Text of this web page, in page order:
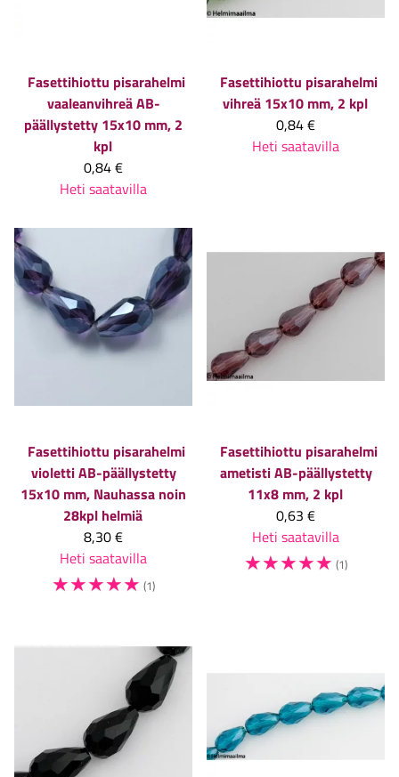
Fasettihiottu pisarahelmi
vaaleanvihreä AB-
päällystetty 15x10 mm, 2
kpl
0,84 €
Heti saatavilla
Fasettihiottu pisarahelmi
vihreä 15x10 mm, 2 kpl
0,84 €
Heti saatavilla
Fasettihiottu pisarahelmi
violetti AB-päällystetty
15x10 mm, Nauhassa noin
28kpl helmiä
8,30 €
Heti saatavilla
☆☆☆☆☆ (1)
Fasettihiottu pisarahelmi
ametisti AB-päällystetty
11x8 mm, 2 kpl
0,63 €
Heti saatavilla
☆☆☆☆☆ (1)